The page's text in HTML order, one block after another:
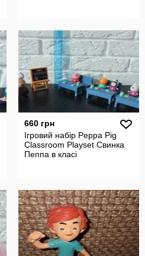
660 грн
Ігровий набір Peppa Pig
Classroom Playset Свинка
Пеппа в класі